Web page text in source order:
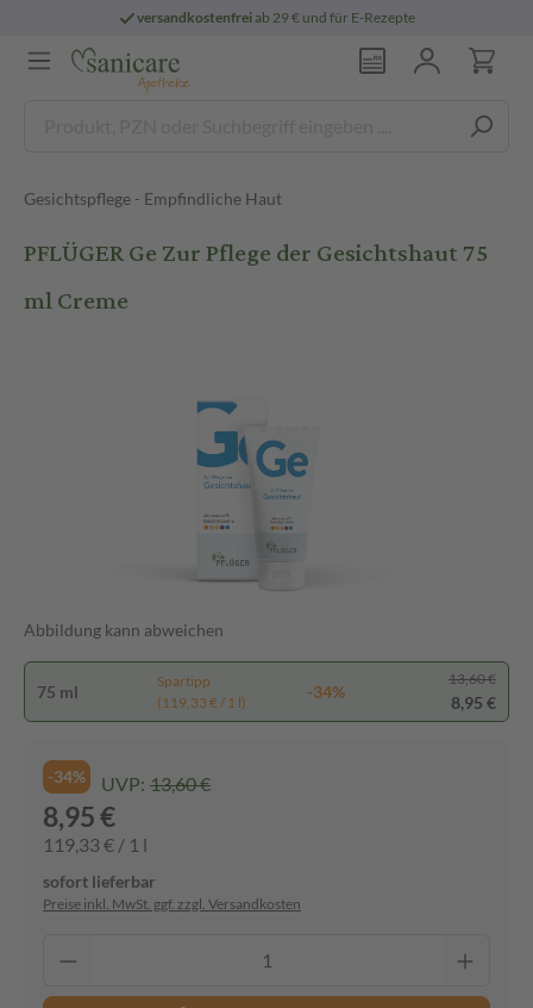
versandkostenfreiab 29 € und für E-Rezepte
Gesichtspflege - Empfindliche Haut
PFLÜGER Ge Zur Pflege der Gesichtshaut 75
ml Creme
Abbildung kann abweichen
75 ml
Spartipp
(119,33 € / 1 l)
-34%
13,60 €
8,95 €
-34% UVP: 13,60 €
8,95 €
119,33 € / 1 l
sofort lieferbar
Preise inkl. MwSt. ggf. zzgl. Versandkosten